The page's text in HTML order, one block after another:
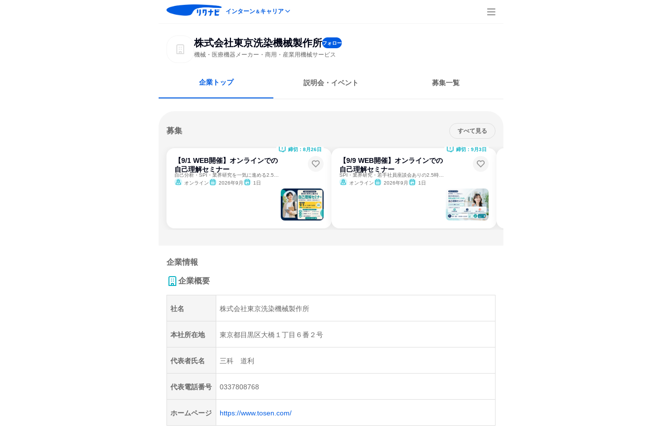
インターン＆キャリア
株式会社東京洗染機械製作所フォロー
機械・医療機器メーカー・商用・産業用機械サービス
企業トップ 説明会・イベント 募集一覧
募集 すべて見る
【9/1 WEB開催】オンラインでの
自己理解セミナー
オンライン
2026年9月 1日
締切：8月26日
【9/9 WEB開催】オンラインでの
自己理解セミナー
オンライン
2026年9月 1日
締切：9月3日
企業情報
企業概要
社名 株式会社東京洗染機械製作所
本社所在地 東京都目黒区大橋１丁目６番２号
代表者氏名 三科 道利
代表電話番号 0337808768
ホームページ https://www.tosen.com/